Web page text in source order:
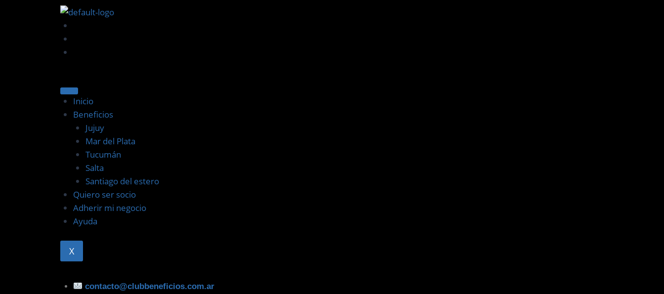
Inicio
Beneficios
Jujuy
Mar del Plata
Tucumán
Salta
Santiago del estero
Quiero ser socio
Adherir mi negocio
Ayuda
X
contacto@clubbeneficios.com.ar